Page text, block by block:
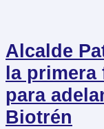
Alcalde
la primera
para
Biotrén